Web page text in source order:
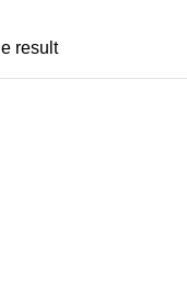
result